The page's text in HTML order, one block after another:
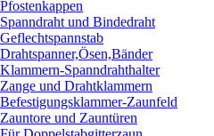
Pfostenkappen
Spanndraht und Bindedraht
Geflechtspannstab
Drahtspanner,Ösen,Bänder
Klammern-Spanndrahthalter
Zange und Drahtklammern
Befestigungsklammer-Zaunfeld
Zauntore und Zauntüren